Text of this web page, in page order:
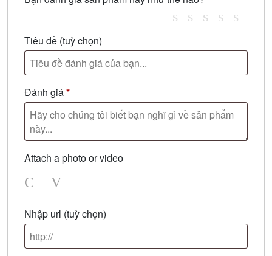
Tiêu đề (tuỳ chọn)
Đánh giá*
Attach a photo or video
Photo
Nhập url (tuỳ chọn)